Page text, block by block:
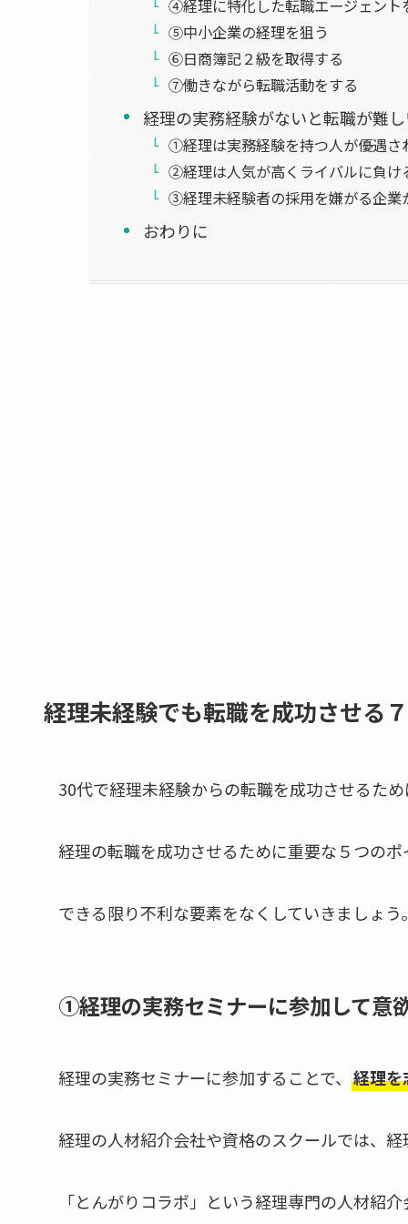
④経理に特化した転職エージェント
⑤中小企業の経理を狙う
⑥日商簿記２級を取得する
⑦働きながら転職活動をする
経理の実務経験がないと転職が難
①経理は実務経験を持つ人が優遇さ
②経理は人気が高くライバルに負け
③経理未経験者の採用を嫌がる企業
おわりに
経理未経験でも転職を成功させる
30代で経理未経験からの転職を成功させるた
経理の転職を成功させるために重要な５つの
できる限り不利な要素をなくしていきましょう
①経理の実務セミナーに参加して意
経理の実務セミナーに参加することで、 経理を
経理の人材紹介会社や資格のスクールでは、
「とんがりコラボ」という経理専門の人材紹